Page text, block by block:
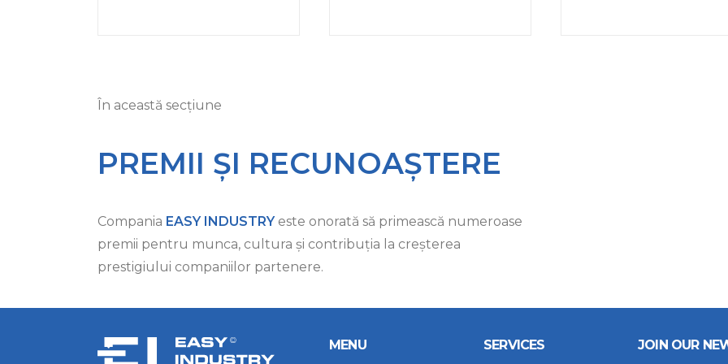
În această secțiune
PREMII ȘI RECUNOAȘTERE
Compania EASY INDUSTRYeste onorată să primească numeroase
premii pentru munca, cultura şi contribuţia la creşterea
prestigiului companiilor partenere.
MENU SERVICES JOIN OUR